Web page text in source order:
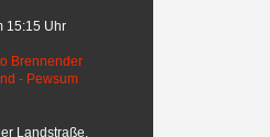
15:15 Uhr
Landstraße,